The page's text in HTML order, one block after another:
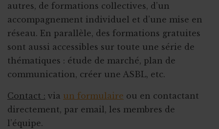
autres, de formations collectives, d’un
accompagnement individuel et d’une mise en
réseau. En parallèle, des formations gratuites
sont aussi accessibles sur toute une série de
thématiques : étude de marché, plan de
communication, créer une ASBL, etc.
Contact : via un formulaire ou en contactant
directement, par email, les membres de
l’équipe.